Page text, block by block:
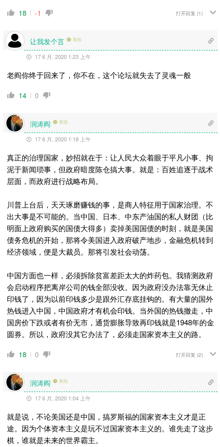
18 -1 打开回复 (1)
让我发个言 离线
17 6 月, 2020 1:23 上午
老阎你终于回来了，你不在，这个论坛就失去了灵魂一般
14 0
润涛阎 离线
17 6 月, 2020 1:18 上午
真正的治理国家，妙招就在于：让人民大众着眼于平凡小事、拘
泥于新闻琐事，但政府暗度陈仓搞大事。就是：百姓追逐于战术
层面，而政府进行战略布局。
川普上台后，天天琢磨赚钱的事，是商人特征用于国家治理。不
出大事是不可能的。当中国、日本、中东产油国的私人财团（比
明面上政府购买的国债大得多）卖掉美国国债的时刻，就是美国
债务危机的开始，那将令美国进入政府破产地步，金融危机转到
经济领域，便是大裁员。那将引发社会动荡。
中国方面也一样，必须拆除贫富差距太大的炸药包。我猜测政府
会启动程序把离岸公司的钱全部没收。因为政府没办法靠无休止
印钱了，因为以前印钱多少是跟外汇存底挂钩的。有大量的国外
热钱进入中国，中国政府才有机会印钱。当外国的热钱撤走，中
国房价下跌或者有价无市，通货膨胀导致再印钱就是1948年的金
圆券。所以，政府没其它办法了，必须走国家资本主义的路。
18 0 打开回复 (2)
润涛阎 离线
17 6 月, 2020 1:04 上午
就是说，不论美国还是中国，搞罗斯福的国家资本主义才是正
途。因为个体资本主义是玩不过国家资本主义的。谁先走了这步
棋，谁就是未来的世界霸主。